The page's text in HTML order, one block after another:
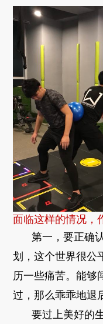
面临这样的情况，
第一，要正确
划，这个世界很公
历一些痛苦。能够
过，那么乖乖地退
要过上美好的